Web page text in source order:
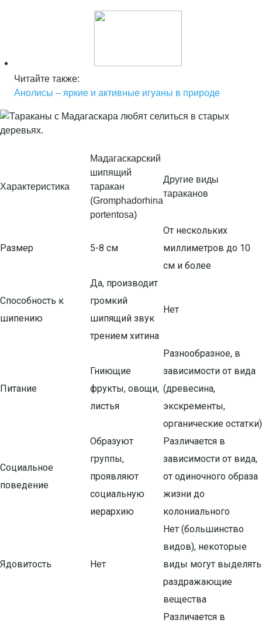
Читайте также:
Анолисы – яркие и активные игуаны в природе
Характеристика
Мадагаскарский
шипящий
таракан
(Gromphadorhina
portentosa)
Другие виды
тараканов
Размер 5-8 см
От нескольких
миллиметров до 10
см и более
Способность к
шипению
Да, производит
громкий
шипящий звук
трением хитина
Нет
Питание
Гниющие
фрукты, овощи,
листья
Разнообразное, в
зависимости от вида
(древесина,
экскременты,
органические остатки)
Социальное
поведение
Образуют
группы,
проявляют
социальную
иерархию
Различается в
зависимости от вида,
от одиночного образа
жизни до
колониального
Ядовитость Нет
Нет (большинство
видов), некоторые
виды могут выделять
раздражающие
вещества
Различается в